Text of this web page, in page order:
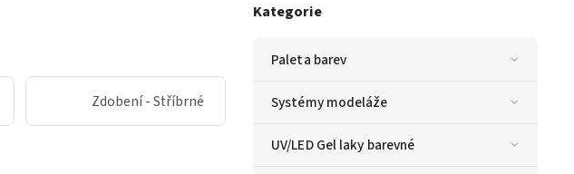
Kategorie
Paleta barev
Systémy modeláže
UV/LED Gel laky barevné
Zdobení - Stříbrné